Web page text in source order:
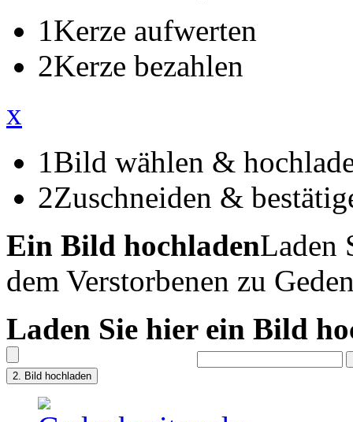
1Kerze aufwerten
2Kerze bezahlen
x
1Bild wählen &
2Zuschneiden &
Ein Bild hochladenLaden
dem Verstorbenen zu
Laden Sie hier ein Bild